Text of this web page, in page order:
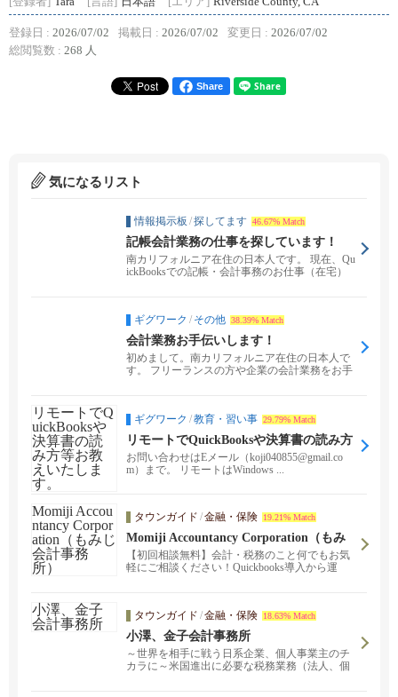
登録日 : 2026/07/02 掲載日 : 2026/07/02 変更日 : 2026/07/02
総閲覧数 : 268 人
Share
気になるリスト
情報掲示板 /探してます 46.67% Match
記帳会計業務の仕事を探しています！
南カリフォルニア在住の日本人です。 現在、Qu
ickBooksでの記帳・会計事務のお仕事（在宅）
ギグワーク / その他 38.39% Match
会計業務お手伝いします！
初めまして。南カリフォルニア在住の日本人で
す。 フリーランスの方や企業の会計業務をお手
ギグワーク /教育・習い事 29.79% Match
リモートでQuickBooksや決算書の読み方
等お教えいたします。
お問い合わせはEメール（koji040855@gmail.co
m）まで。 リモートはWindows ...
タウンガイド /金融・保険 19.21% Match
Momiji Accountancy Corporation（もみ
じ会計事務所）
【初回相談無料】会計・税務のこと何でもお気
軽にご相談ください！Quickbooks導入から運
本でのこと、アメリカに来てから経験したこと
を皆様に共有しながら、アメリカでのビジネス
を成功させるためのサポートをさせていただけ
たらと願っています。タイムリーな会計業務・
税務申告業務を柱として、お客様が安心して本
タウンガイド /金融・保険 18.63% Match
小澤、金子会計事務所
～世界を相手に戦う日系企業、個人事業主のチ
カラに～米国進出に必要な税務業務（法人、個